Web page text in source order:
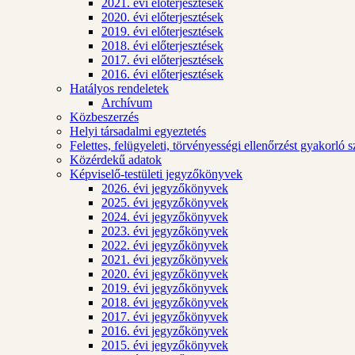
2021. évi előterjesztések
2020. évi előterjesztések
2019. évi előterjesztések
2018. évi előterjesztések
2017. évi előterjesztések
2016. évi előterjesztések
Hatályos rendeletek
Archívum
Közbeszerzés
Helyi társadalmi egyeztetés
Felettes, felügyeleti, törvényességi ellenőrzést gyakorló
Közérdekű adatok
Képviselő-testületi jegyzőkönyvek
2026. évi jegyzőkönyvek
2025. évi jegyzőkönyvek
2024. évi jegyzőkönyvek
2023. évi jegyzőkönyvek
2022. évi jegyzőkönyvek
2021. évi jegyzőkönyvek
2020. évi jegyzőkönyvek
2019. évi jegyzőkönyvek
2018. évi jegyzőkönyvek
2017. évi jegyzőkönyvek
2016. évi jegyzőkönyvek
2015. évi jegyzőkönyvek